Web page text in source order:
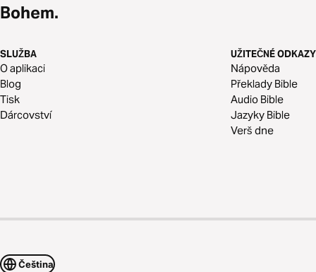
Bohem.
SLUŽBA
O aplikaci
Blog
Tisk
Dárcovství
UŽITEČNÉ ODKAZY
Nápověda
Překlady Bible
Audio Bible
Jazyky Bible
Verš dne
Čeština